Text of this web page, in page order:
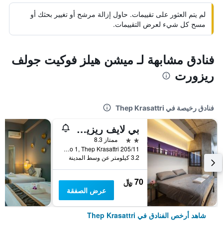
لم يتم العثور على تقييمات. حاول إزالة مرشح أو تغيير بحثك أو
مسح كل شيء لعرض التقييمات.
فنادق مشابهة لـ ميشن هيلز فوكيت جولف
ريزورت
فنادق رخيصة في Thep Krasattri
بي لايف ريزيدنس
2 نجمتين
ممتاز 8.3
205/11 Moo 1, Thep Krasattri, تايلاند
3.2 كيلومتر عن وسط المدينة
70 ﷼
عرض الصفقة
شاهد أرخص الفنادق في Thep Krasattri